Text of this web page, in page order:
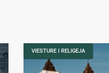
VIESTURE I RELIGEJA